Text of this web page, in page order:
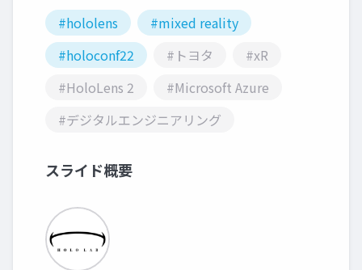
#hololens
#mixed reality
#holoconf22
#トヨタ
#xR
#HoloLens 2
#Microsoft Azure
#デジタルエンジニアリング
スライド概要